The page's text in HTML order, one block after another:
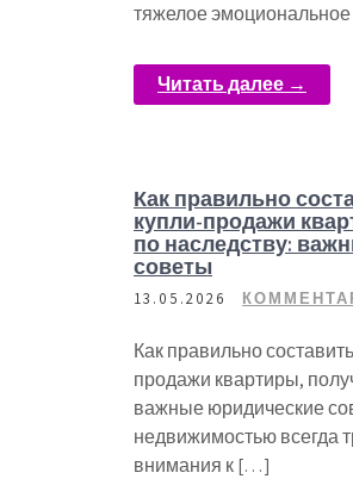
тяжелое
Читать далее →
Как правильно
купли-продажи
по наследству:
советы
13.05.2026
Как правильно
продажи квартиры,
важные юридические
недвижимостью всегда
внимания к […]